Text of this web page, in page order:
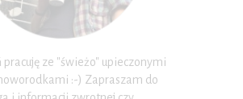
pracuję ze "świeżo" upieczonymi
:-) Zapraszam do